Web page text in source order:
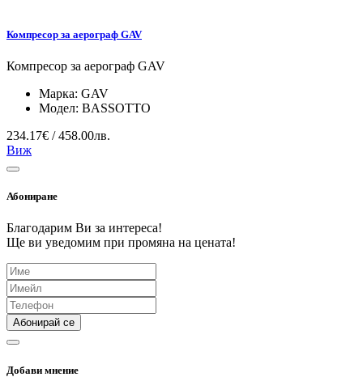
Компресор за аерограф GAV
Компресор за аерограф GAV
Марка: GAV
Модел: BASSOTTO
234.17€ / 458.00лв.
Виж
Абониране
Благодарим Ви за интереса!
Ще ви уведомим при промяна на цената!
Абонирай се
Добави мнение